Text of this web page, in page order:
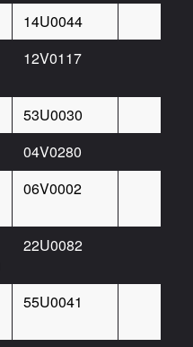
14U0044
12V0117
53U0030
04V0280
06V0002
22U0082
55U0041